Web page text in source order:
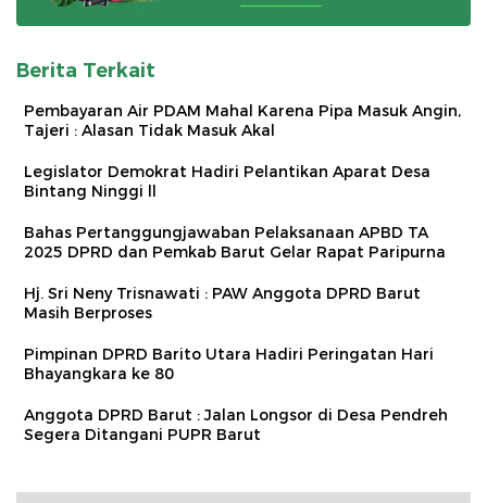
Berita Terkait
Pembayaran Air PDAM Mahal Karena Pipa Masuk Angin,
Tajeri : Alasan Tidak Masuk Akal
Legislator Demokrat Hadiri Pelantikan Aparat Desa
Bintang Ninggi ll
Bahas Pertanggungjawaban Pelaksanaan APBD TA
2025 DPRD dan Pemkab Barut Gelar Rapat Paripurna
Hj. Sri Neny Trisnawati : PAW Anggota DPRD Barut
Masih Berproses
Pimpinan DPRD Barito Utara Hadiri Peringatan Hari
Bhayangkara ke 80
Anggota DPRD Barut : Jalan Longsor di Desa Pendreh
Segera Ditangani PUPR Barut